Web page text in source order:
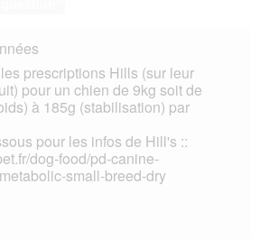
prescriptions Hills (sur leur
pour un chien de 9kg soit de
à 185g (stabilisation) par
pour les infos de Hill's ::
dog-food/pd-canine-
small-breed-dry